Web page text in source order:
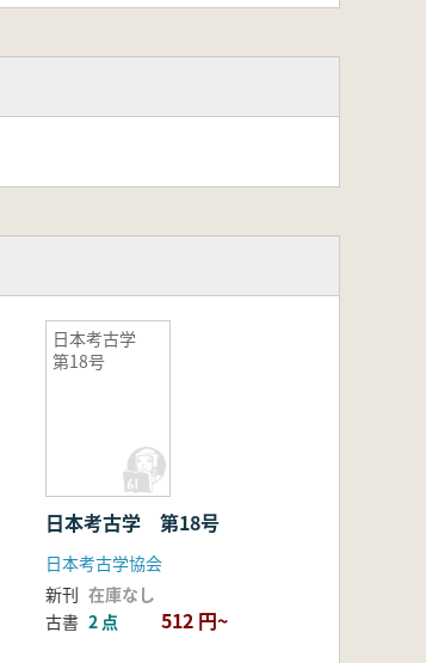
日本考古学
第18号
日本考古学 第18号
日本考古学協会
新刊 在庫なし
古書 2 点 512 円~